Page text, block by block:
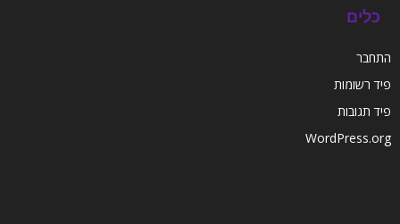
כלים
התחבר
פיד רשומות
פיד תגובות
WordPress.org